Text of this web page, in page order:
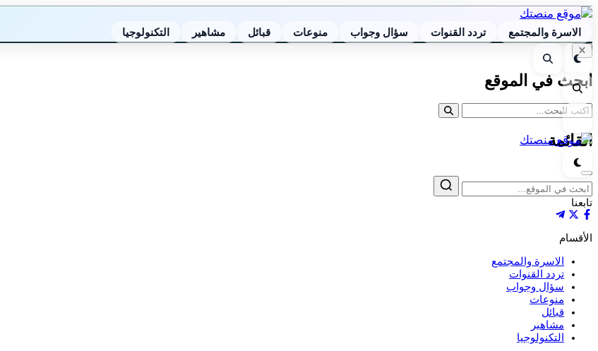
الاسرة والمجتمع تردد القنوات سؤال وجواب منوعات قبائل مشاهير التكنولوجيا
الوضع
بحث
بحث
الوضع
إغلاق
ابحث في الموقع
القائمة
إغلاق
بحث
تابعنا
الأقسام
الاسرة والمجتمع
تردد القنوات
سؤال وجواب
منوعات
قبائل
مشاهير
التكنولوجيا